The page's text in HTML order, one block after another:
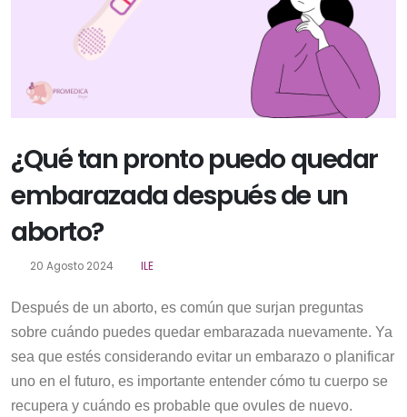
¿Qué tan pronto puedo quedar
embarazada después de un
aborto?
20 Agosto 2024 ILE
Después de un aborto, es común que surjan preguntas
sobre cuándo puedes quedar embarazada nuevamente. Ya
sea que estés considerando evitar un embarazo o planificar
uno en el futuro, es importante entender cómo tu cuerpo se
recupera y cuándo es probable que ovules de nuevo.